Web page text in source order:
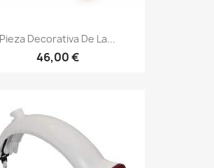
Pieza Decorativa De La...
46,00 €